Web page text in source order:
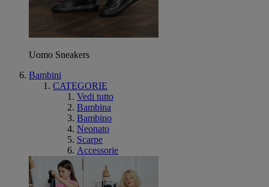
Uomo Sneakers
Bambini
CATEGORIE
Vedi tutto
Bambina
Bambino
Neonato
Scarpe
Accessorie